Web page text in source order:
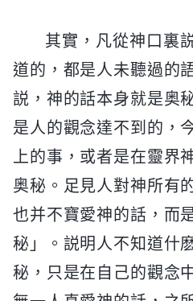
其實，凡從神口裏
道的，都是人未聽過的
説，神的話本身就是奥
是人的觀念達不到的，
上的事，或者是在靈界
奥秘。足見人對神所有
也并不寶愛神的話，而
秘」。説明人不知道什
秘，只是在自己的觀念